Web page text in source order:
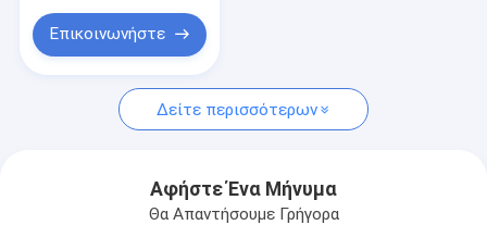
Πλεκτό φίλτρο πλέγματος καλωδίων
Φίλτρο ατσάλινου σύρματος
Επικοινωνήστε
Δείτε περισσότερων
Αφήστε Ένα Μήνυμα
Θα Απαντήσουμε Γρήγορα